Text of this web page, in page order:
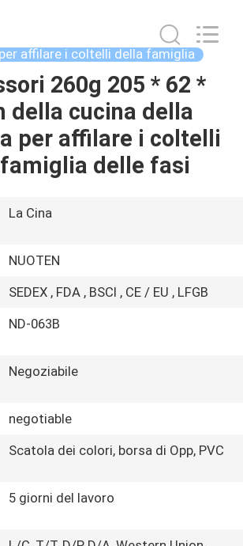
affilare i coltelli della famiglia
260g 205 * 62 *
della cucina della
per affilare i coltelli
delle fasi
La Cina
NUOTEN
SEDEX , FDA , BSCI , CE / EU , LFGB
ND-063B
Negoziabile
negotiable
Scatola dei colori, borsa di Opp, PVC
5 giorni del lavoro